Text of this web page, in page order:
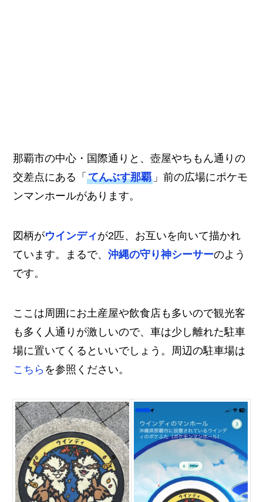
那覇市の中心・国際通りと、壺屋やちもん通りの
交差点にある「てんぶす那覇 」前の広場にポケモ
ンマンホールがあります。
図柄がウインディが2匹、お互いを向いて描かれ
ています。まるで、沖縄の守り神シーサーのよう
です。
ここは周囲にお土産屋や飲食店も多いので観光客
も多く人通りが激しいので、車は少し離れた駐車
場に置いてくるといいでしょう。周辺の駐車場は
こちら を参照ください。